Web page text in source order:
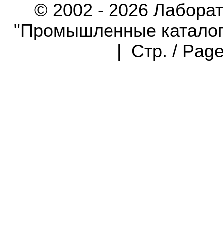
© 2002 - 2026
"Промышленные
| Стр. /